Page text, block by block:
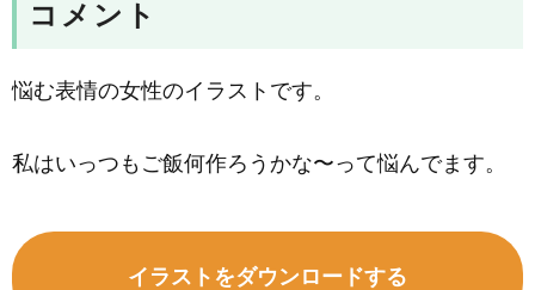
コメント
悩む表情の女性のイラストです。
私はいっつもご飯何作ろうかな〜って悩んでます。
イラストをダウンロードする